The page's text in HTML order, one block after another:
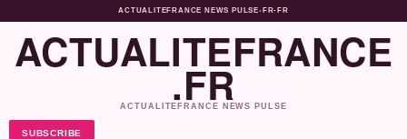
ACTUALITEFRANCE NEWS PULSE• FR-FR
ACTUALITEFRANCE
.FR
ACTUALITEFRANCE NEWS PULSE
SUBSCRIBE